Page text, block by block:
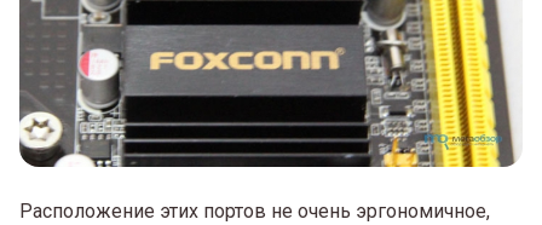
Расположение этих портов не очень эргономичное,